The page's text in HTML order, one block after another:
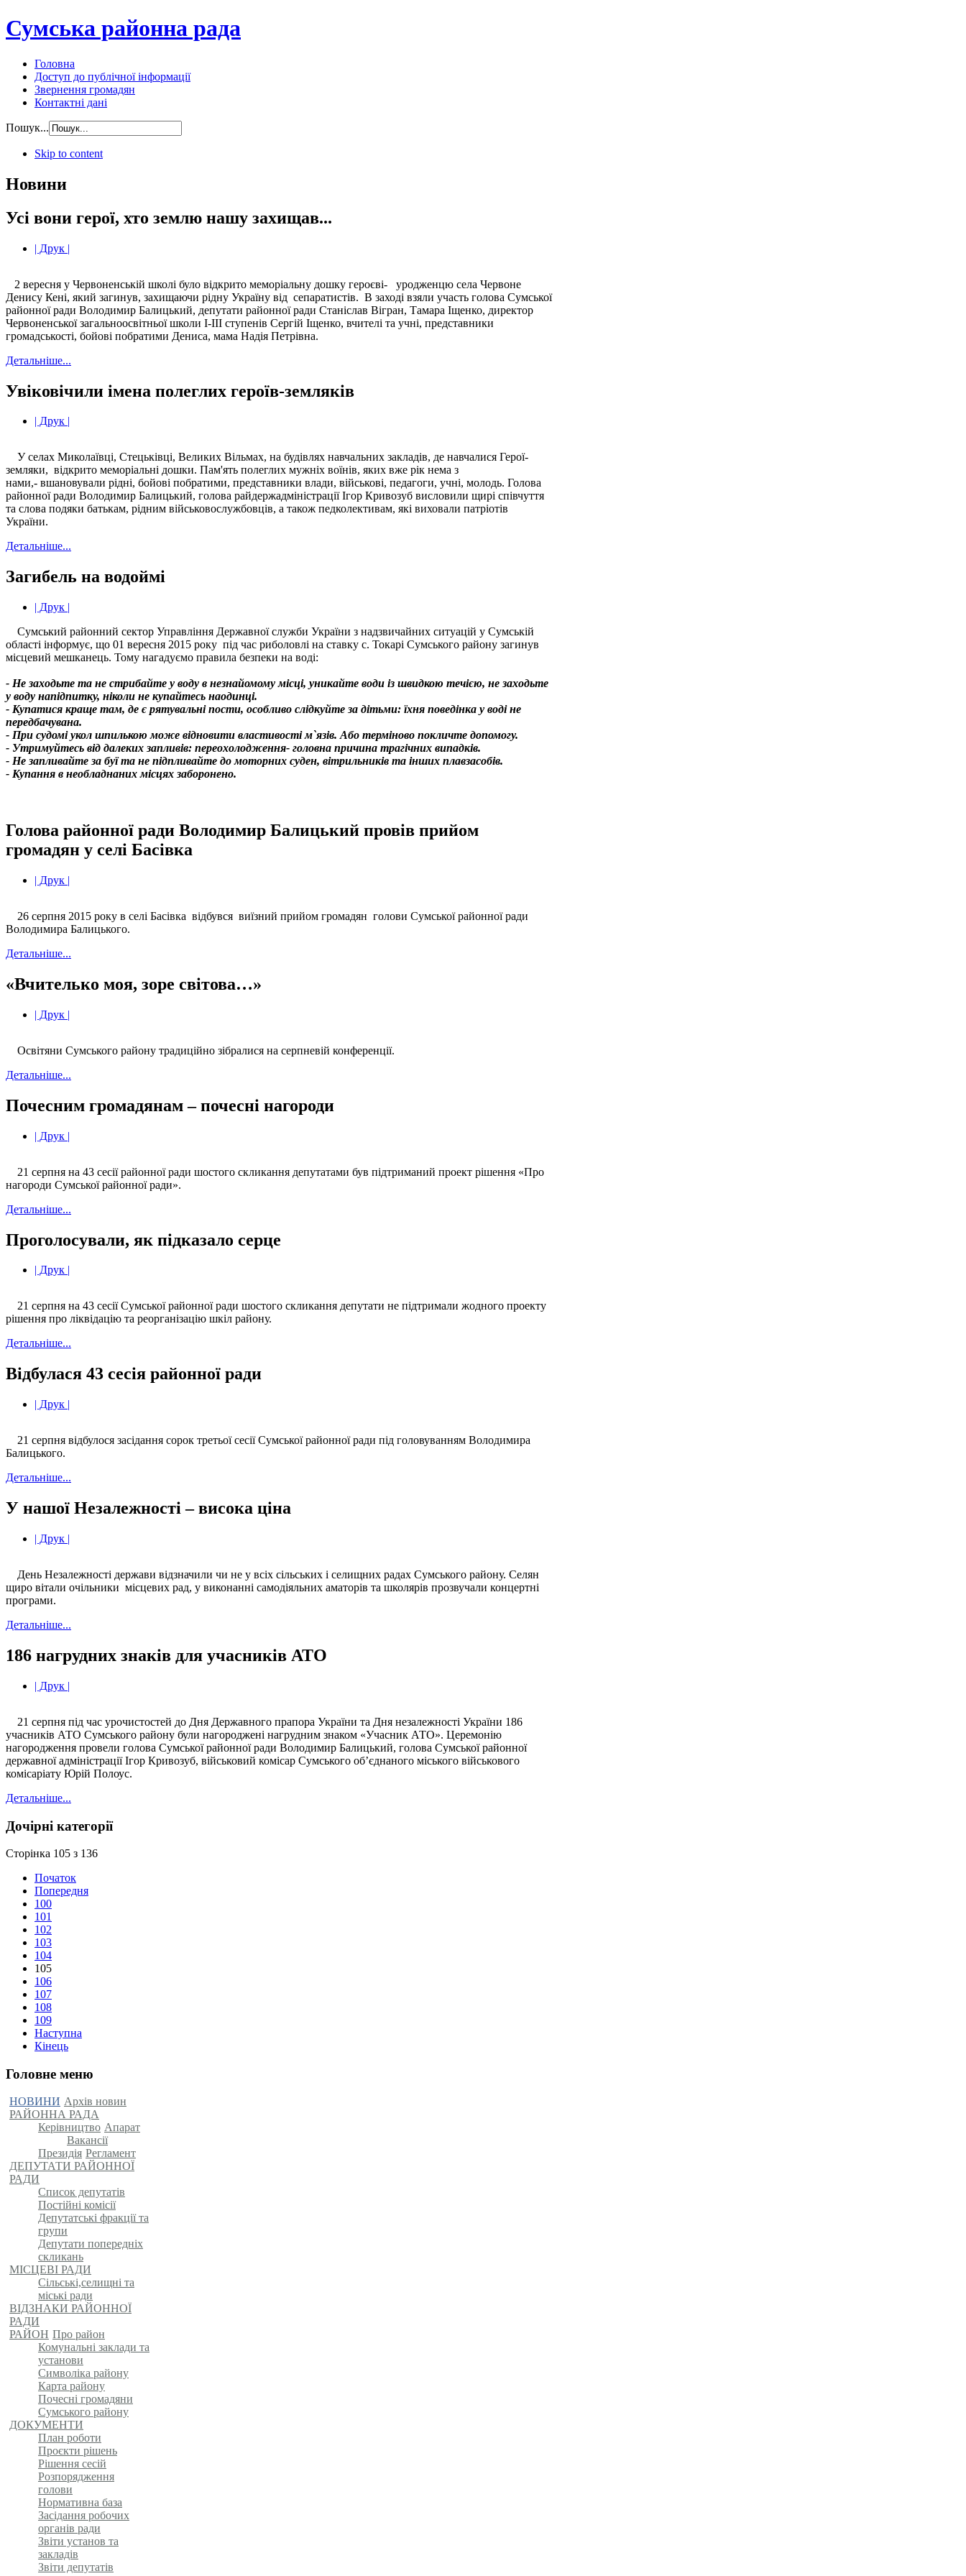
Сумська районна рада
Головна
Доступ до публічної інформації
Звернення громадян
Контактні дані
Пошук...
Skip to content
Новини
Усі вони герої, хто землю нашу захищав...
| Друк |
2 вересня у Червоненській школі було відкрито меморіальну дошку героєві- уродженцю села Червоне
Денису Кені, який загинув, захищаючи рідну Україну від сепаратистів. В заході взяли участь голова Сумської
районної ради Володимир Балицький, депутати районної ради Станіслав Вігран, Тамара Іщенко, директор
Червоненської загальноосвітньої школи І-ІІІ ступенів Сергій Іщенко, вчителі та учні, представники
громадськості, бойові побратими Дениса, мама Надія Петрівна.
Детальніше...
Увіковічили імена полеглих героїв-земляків
| Друк |
У селах Миколаївці, Стецьківці, Великих Вільмах, на будівлях навчальних закладів, де навчалися Герої-
земляки, відкрито меморіальні дошки. Пам'ять полеглих мужніх воїнів, яких вже рік нема з
нами,- вшановували рідні, бойові побратими, представники влади, військові, педагоги, учні, молодь. Голова
районної ради Володимир Балицький, голова райдержадміністрації Ігор Кривозуб висловили щирі співчуття
та слова подяки батькам, рідним військовослужбовців, а також педколективам, які виховали патріотів
України.
Детальніше...
Загибель на водоймі
| Друк |
Сумський районний сектор Управління Державної служби України з надзвичайних ситуацій у Сумській
області інформує, що 01 вересня 2015 року під час риболовлі на ставку с. Токарі Сумського району загинув
місцевий мешканець. Тому нагадуємо правила безпеки на воді:
- Не заходьте та не стрибайте у воду в незнайомому місці, уникайте води із швидкою течією, не заходьте
у воду напідпитку, ніколи не купайтесь наодинці.
- Купатися краще там, де є рятувальні пости, особливо слідкуйте за дітьми: їхня поведінка у воді не
передбачувана.
- При судомі укол шпилькою може відновити властивості м`язів. Або терміново покличте допомогу.
- Утримуйтесь від далеких запливів: переохолодження- головна причина трагічних випадків.
- Не запливайте за буї та не підпливайте до моторних суден, вітрильників та інших плавзасобів.
- Купання в необладнаних місцях заборонено.
Голова районної ради Володимир Балицький провів прийом
громадян у селі Басівка
| Друк |
26 серпня 2015 року в селі Басівка відбувся виїзний прийом громадян голови Сумської районної ради
Володимира Балицького.
Детальніше...
«Вчителько моя, зоре світова…»
| Друк |
Освітяни Сумського району традиційно зібралися на серпневій конференції.
Детальніше...
Почесним громадянам – почесні нагороди
| Друк |
21 серпня на 43 сесії районної ради шостого скликання депутатами був підтриманий проект рішення «Про
нагороди Сумської районної ради».
Детальніше...
Проголосували, як підказало серце
| Друк |
21 серпня на 43 сесії Сумської районної ради шостого скликання депутати не підтримали жодного проекту
рішення про ліквідацію та реорганізацію шкіл району.
Детальніше...
Відбулася 43 сесія районної ради
| Друк |
21 серпня відбулося засідання сорок третьої сесії Сумської районної ради під головуванням Володимира
Балицького.
Детальніше...
У нашої Незалежності – висока ціна
| Друк |
День Незалежності держави відзначили чи не у всіх сільських і селищних радах Сумського району. Селян
щиро вітали очільники місцевих рад, у виконанні самодіяльних аматорів та школярів прозвучали концертні
програми.
Детальніше...
186 нагрудних знаків для учасників АТО
| Друк |
21 серпня під час урочистостей до Дня Державного прапора України та Дня незалежності України 186
учасників АТО Сумського району були нагороджені нагрудним знаком «Учасник АТО». Церемонію
нагородження провели голова Сумської районної ради Володимир Балицький, голова Сумської районної
державної адміністрації Ігор Кривозуб, військовий комісар Сумського об’єднаного міського військового
комісаріату Юрій Полоус.
Детальніше...
Дочірні категорії
Сторінка 105 з 136
Початок
Попередня
100
101
102
103
104
105
106
107
108
109
Наступна
Кінець
Головне меню
НОВИНИ Архів новин
РАЙОННА РАДА
Керівництво Апарат
Вакансії
Президія Регламент
ДЕПУТАТИ РАЙОННОЇ
РАДИ
Список депутатів
Постійні комісії
Депутатські фракції та
групи
Депутати попередніх
скликань
МІСЦЕВІ РАДИ
Сільські,селищні та
міські ради
ВІДЗНАКИ РАЙОННОЇ
РАДИ
РАЙОН Про район
Комунальні заклади та
установи
Символіка району
Карта району
Почесні громадяни
Сумського району
ДОКУМЕНТИ
План роботи
Проєкти рішень
Рішення сесій
Розпорядження
голови
Нормативна база
Засідання робочих
органів ради
Звіти установ та
закладів
Звіти депутатів